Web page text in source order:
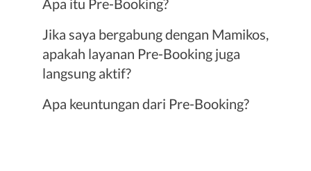
Apa itu Pre-Booking?
Jika saya bergabung dengan Mamikos,
apakah layanan Pre-Booking juga
langsung aktif?
Apa keuntungan dari Pre-Booking?